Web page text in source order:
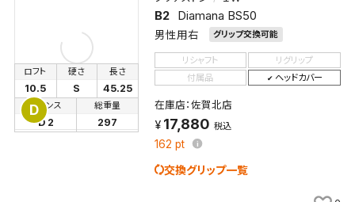
D
B2 Diamana BS50
男性用右 グリップ交換可能
ロフト
10.5
硬さ
S
長さ
45.25
バランス
D 2
総重量
297
リシャフト
リグリップ
付属品
ヘッドカバー
在庫店：佐賀北店
17,880 税込
162 pt
交換グリップ一覧